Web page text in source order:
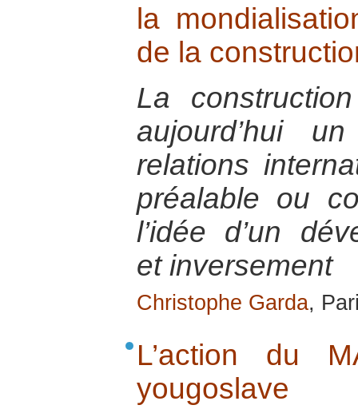
la
de la
La
aujourd’hui
relations
préalable ou
l’idée d’un
et inversement
Christophe Garda,
L’action du
yougoslave